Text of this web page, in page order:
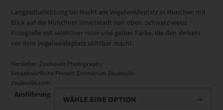
Langzeitbelichtung bei Nacht am Vogelweideplatz in München mit
Blick auf die Münchner Innenstadt von oben. Schwarz-weiss
Fotografie mit selektiver roter und gelber Farbe, die den Verkehr
vor dem Vogelweideplatz sichtbar macht.
Hersteller: Zouboulis Photography
Verantwortliche Person: Emmanuel Zouboulis
zouboulis.com
Ausführung